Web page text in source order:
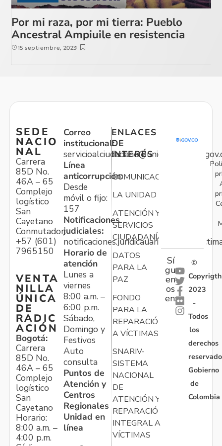
Por mi raza, por mi tierra: Pueblo
Ancestral Ampiuile en resistencia
15 septiembre, 2023
SEDE
NACIO
NAL
Carrera
85D No.
46A – 65
Complejo
logístico
San
Cayetano
Conmutador:
+57 (601)
7965150
VENTA
NILLA
ÚNICA
DE
RADIC
ACIÓN
Bogotá:
Carrera
85D No.
46A – 65
Complejo
logístico
San
Cayetano
Horario:
8:00 a.m. –
4:00 p.m.
Correo
institucional:
Línea
anticorrupción:
Desde
móvil o fijo:
157
Notificaciones
judiciales:
Horario de
atención
Lunes a
viernes
8:00 a.m. –
6:00 p.m.
Sábado,
Domingo y
Festivos
Auto
consulta
Puntos de
Atención y
Centros
Regionales
Unidad en
línea
ENLACES
DE
INTERÉS
COMUNICACIONES
LA UNIDAD
ATENCIÓN Y
SERVICIOS
CIUDADANÍA
DATOS
PARA LA
PAZ
FONDO
PARA LA
REPARACIÓN
A VÍCTIMAS
SNARIV-
SISTEMA
NACIONAL
DE
ATENCIÓN Y
REPARACIÓN
INTEGRAL A
VÍCTIMAS
Sí
gu
en
os
en:
©
Copyrigth
2023
-
Todos
los
derechos
Gobierno
de
Colombia